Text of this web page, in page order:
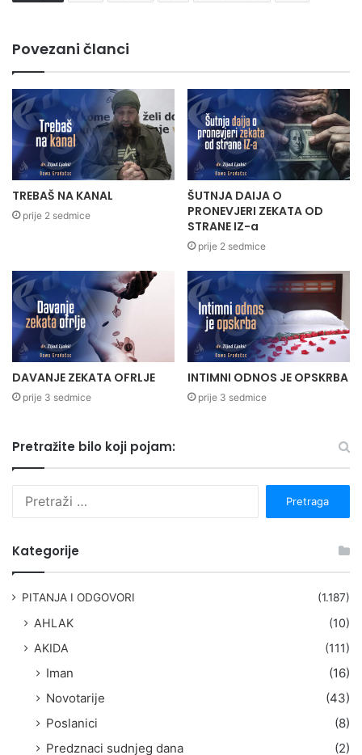
Povezani članci
TREBAŠ NA KANAL
prije 2 sedmice
ŠUTNJA DAIJA O
PRONEVJERI ZEKATA OD
STRANE IZ-a
prije 2 sedmice
DAVANJE ZEKATA OFRLJE
prije 3 sedmice
INTIMNI ODNOS JE OPSKRBA
prije 3 sedmice
Pretražite bilo koji pojam:
Kategorije
PITANJA I ODGOVORI (1.187)
AHLAK
(10)
AKIDA
(111)
Iman
(16)
Novotarije
(43)
Poslanici
(8)
Predznaci sudnjeg dana
(2)